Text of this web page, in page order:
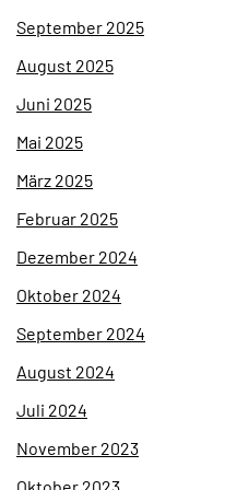
September 2025
August 2025
Juni 2025
Mai 2025
März 2025
Februar 2025
Dezember 2024
Oktober 2024
September 2024
August 2024
Juli 2024
November 2023